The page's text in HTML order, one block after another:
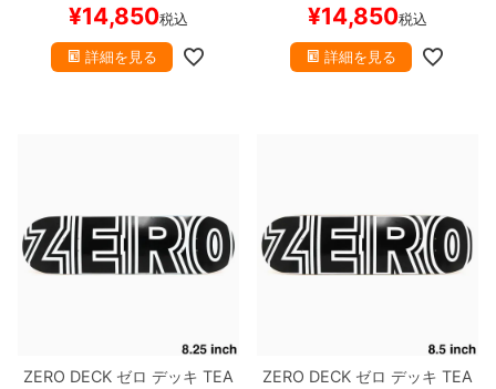
¥14,850税込
詳細を見る
¥14,850税込
詳細を見る
ZERO DECK ゼロ デッキ TEA
ZERO DECK ゼロ デッキ TEA
8.7inch
8.8inch
シェイプデッキ
8.8inch
8.9inch
72mm
75mm
29.5cm